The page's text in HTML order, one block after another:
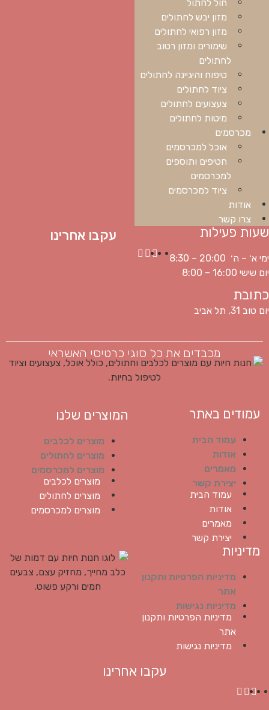
חול לחתול
מזון יבש לחתולים
מזון רפואי לחתולים
שימורים ומזון רטוב
לחתולים
טיפוח והיגיינה לחתולים
ציוד לחתולים
צעצועים לחתולים
מיטות לחתולים
מכרסמים
אוכל למכרסמים
חטיפים ותוספים
למכרסמים
ציוד למכרסמים
אודות
צרו קשר
שעות פעילות
ימי א׳ – ה׳ 20:00 – 8:30
יום שישי 16:00 – 8:00
כתובת
יום טוב 31, תל אביב
עקבו אחרינו
מכבדים את כל סוגי כרטיסי האשראי
עמודים באתר
עמוד הבית
אודות
מאמרים
יצירת קשר
עמוד הבית
אודות
מאמרים
יצירת קשר
המוצרים שלנו
מוצרים לכלבים
מוצרים לחתולים
מוצרים למכרסמים
מוצרים לכלבים
מוצרים לחתולים
מוצרים למכרסמים
מדיניות
מדיניות הפרטיות ותקנון
אתר
מדיניות נגישות
מדיניות הפרטיות ותקנון
אתר
מדיניות נגישות
עקבו אחרינו